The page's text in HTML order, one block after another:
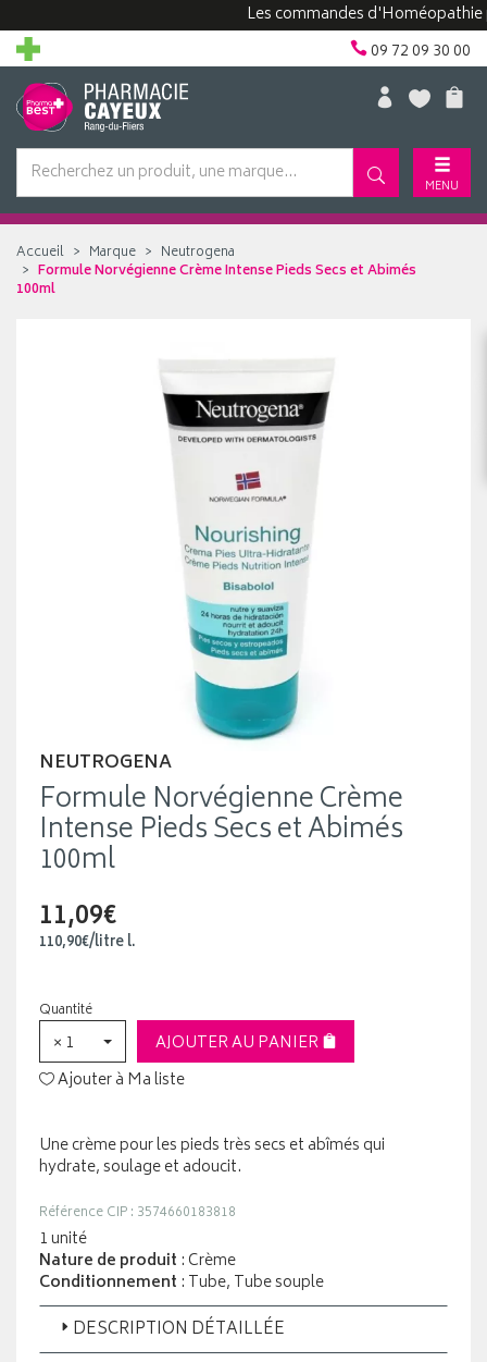
Les commandes d'Homéopathie
09 72 09 30 00
MENU
Accueil Marque
Neutrogena
Formule Norvégienne Crème Intense Pieds Secs et Abimés
100ml
NEUTROGENA
Formule Norvégienne Crème
Intense Pieds Secs et Abimés
100ml
11,09€
110,90€/litrel.
Quantité
× 1
AJOUTER AU PANIER
Ajouter à Ma liste
Une crème pour les pieds très secs et abîmés qui
hydrate, soulage et adoucit.
Référence CIP : 3574660183818
1 unité
Nature de produit : Crème
Conditionnement : Tube, Tube souple
DESCRIPTION DÉTAILLÉE